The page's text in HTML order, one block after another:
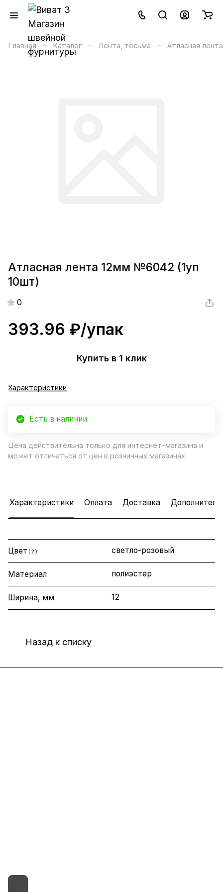
Главная – Каталог – Лента, тесьма – Атласная лента
Атласная лента 12мм №6042 (1уп
10шт)
0
393.96 ₽/упак
Купить в 1 клик
Характеристики
Есть в наличии
Цена действительна только для интернет-магазина и
может отличаться от цен в розничных магазинах
Характеристики Оплата Доставка
Цвет ? светло-розовый
Материал полиэстер
Ширина, мм 12
Назад к списку